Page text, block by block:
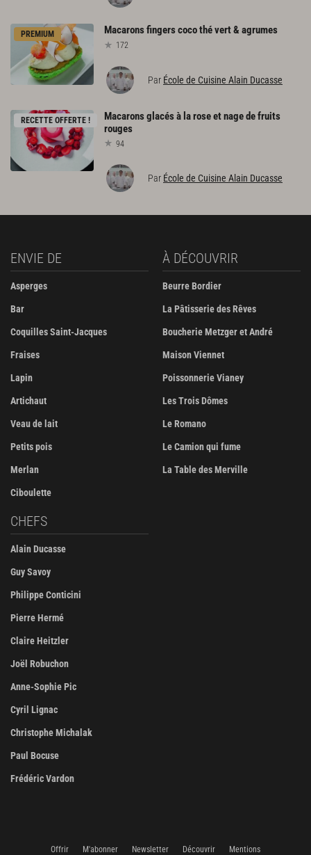
PREMIUM Macaronsfingerscocothévert& agrumes
172
Par École de Cuisine Alain Ducasse
RECETTE OFFERTE ! Macaronsglacésà laroseetnagedefruits
rouges
94
Par École de Cuisine Alain Ducasse
ENVIE DE
Asperges
Bar
Coquilles Saint-Jacques
Fraises
Lapin
Artichaut
Veau de lait
Petits pois
Merlan
Ciboulette
À DÉCOUVRIR
Beurre Bordier
La Pâtisserie des Rêves
Boucherie Metzger et André
Maison Viennet
Poissonnerie Vianey
Les Trois Dômes
Le Romano
Le Camion qui fume
La Table des Merville
CHEFS
Alain Ducasse
Guy Savoy
Philippe Conticini
Pierre Hermé
Claire Heitzler
Joël Robuchon
Anne-Sophie Pic
Cyril Lignac
Christophe Michalak
Paul Bocuse
Frédéric Vardon
Offrir M'abonner Newsletter Découvrir Mentions